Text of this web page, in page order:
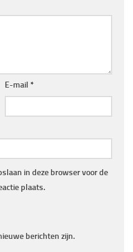
E-mail *
in deze browser voor de
plaats.
berichten zijn.